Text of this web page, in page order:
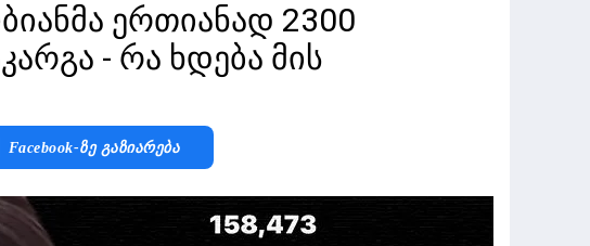
ერთიანად 2300
- რა ხდება მის
Facebook-Ზე Გაზიარება